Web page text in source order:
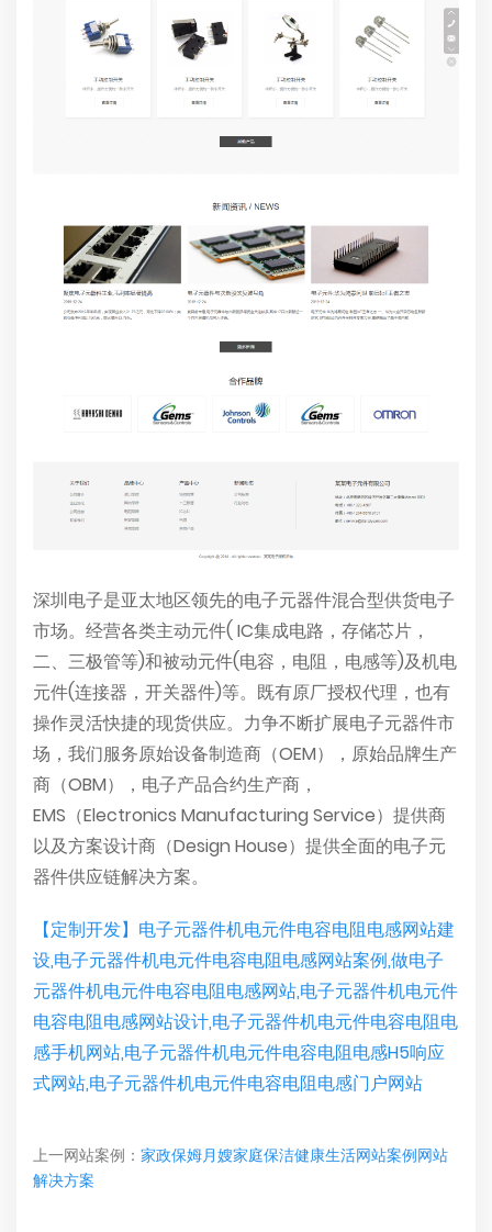
深圳电子是亚太地区领先的电子元器件混合型供货电子
市场。经营各类主动元件( IC集成电路，存储芯片，
二、三极管等)和被动元件(电容，电阻，电感等)及机电
元件(连接器，开关器件)等。既有原厂授权代理，也有
操作灵活快捷的现货供应。力争不断扩展电子元器件市
场，我们服务原始设备制造商（OEM），原始品牌生产
商（OBM），电子产品合约生产商，
EMS（Electronics Manufacturing Service）提供商
以及方案设计商（Design House）提供全面的电子元
器件供应链解决方案。
【定制开发】电子元器件机电元件电容电阻电感网站建
设,电子元器件机电元件电容电阻电感网站案例,做电子
元器件机电元件电容电阻电感网站,电子元器件机电元件
电容电阻电感网站设计,电子元器件机电元件电容电阻电
感手机网站,电子元器件机电元件电容电阻电感H5响应
式网站,电子元器件机电元件电容电阻电感门户网站
上一网站案例： 家政保姆月嫂家庭保洁健康生活网站案例网站
解决方案